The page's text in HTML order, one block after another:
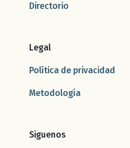
Directorio
Legal
Política de privacidad
Metodología
Siguenos